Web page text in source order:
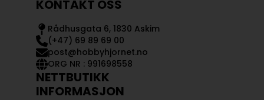
KONTAKT OSS
Rådhusgata 6, 1830 Askim
(+47) 69 89 69 00
post@hobbyhjornet.no
ORG NR : 991698558
NETTBUTIKK
INFORMASJON